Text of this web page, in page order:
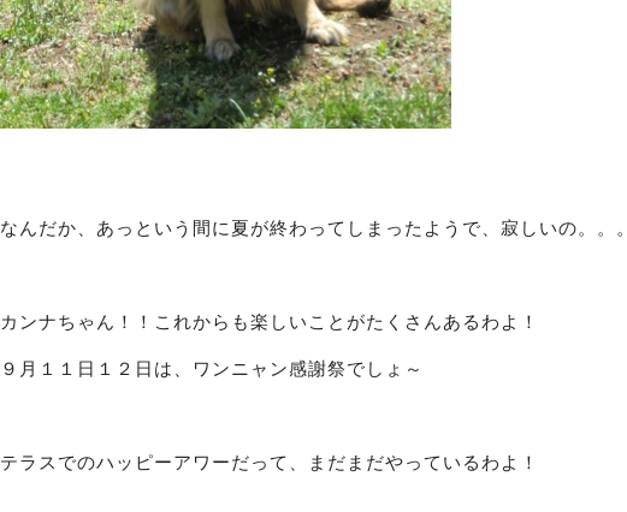
なんだか、あっという間に夏が終わってしまったようで、寂しいの。。。
カンナちゃん！！これからも楽しいことがたくさんあるわよ！
９月１１日１２日は、 ワンニャン感謝祭でしょ～
テラスでのハッピーアワーだって、まだまだやっているわよ！